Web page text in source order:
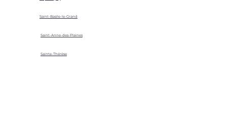
Saint-Basile-le-Grand
Saint-Anne-des-Plaines
Sainte-Thérèse